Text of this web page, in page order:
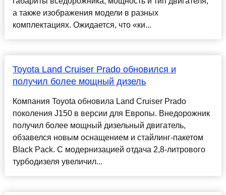
а также изображения модели в разных
комплектациях. Ожидается, что «ки...
Toyota Land Cruiser Prado обновился и
получил более мощный дизель
Компания Toyota обновила Land Cruiser Prado
поколения J150 в версии для Европы. Внедорожник
получил более мощный дизельный двигатель,
обзавелся новым оснащением и стайлинг-пакетом
Black Pack. С модернизацией отдача 2,8-литрового
турбодизеля увеличил...